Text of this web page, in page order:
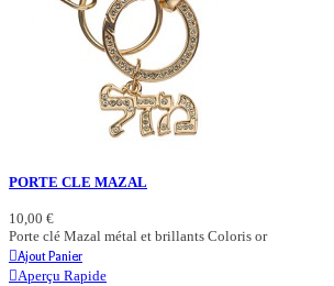
PORTE CLE MAZAL
10,00 €
Porte clé Mazal métal et brillants Coloris or
Ajout Panier
Aperçu Rapide